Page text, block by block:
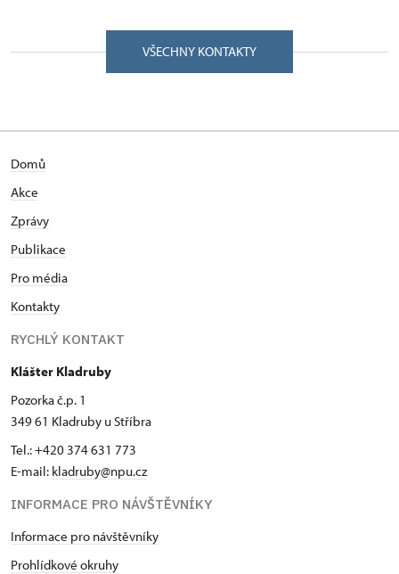
Pozorka 1/, Kladruby u Stříbra 34961
VŠECHNY KONTAKTY
Domů
Akce
Zprávy
Publikace
Pro média
Kontakty
RYCHLÝ KONTAKT
Klášter Kladruby
Pozorka č.p. 1
349 61 Kladruby u Stříbra
Tel.: +420 374 631 773
E-mail: kladruby@npu.cz
INFORMACE PRO NÁVŠTĚVNÍKY
Informace pro návštěvníky
Prohlídkové okruhy